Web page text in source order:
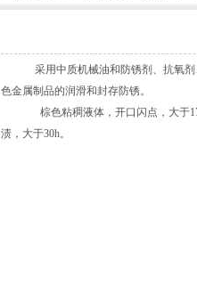
采用中质机械油和防锈剂、抗氧
色金属制品的润滑和封存防锈。
棕色粘稠液体，开口闪点，大于
渍，大于30h。